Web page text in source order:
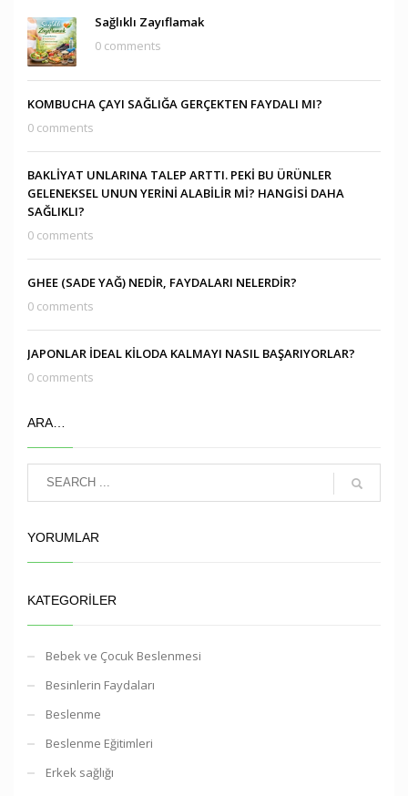
Sağlıklı Zayıflamak
0 comments
KOMBUCHA ÇAYI SAĞLIĞA GERÇEKTEN FAYDALI MI?
0 comments
BAKLİYAT UNLARINA TALEP ARTTI. PEKİ BU ÜRÜNLER
GELENEKSEL UNUN YERİNİ ALABİLİR Mİ? HANGİSİ DAHA
SAĞLIKLI?
0 comments
GHEE (SADE YAĞ) NEDİR, FAYDALARI NELERDİR?
0 comments
JAPONLAR İDEAL KİLODA KALMAYI NASIL BAŞARIYORLAR?
0 comments
ARA…
YORUMLAR
KATEGORILER
Bebek ve Çocuk Beslenmesi
Besinlerin Faydaları
Beslenme
Beslenme Eğitimleri
Erkek sağlığı